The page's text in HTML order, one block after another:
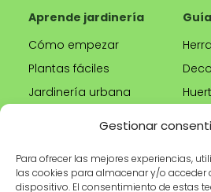
Gestionar
Para ofrecer las mejores experiencias,
las cookies para almacenar y/o acceder
dispositivo. El consentimiento de estas
Aprende jardinería
Cómo empezar
Plantas fáciles
Jardinería urbana
Tienda